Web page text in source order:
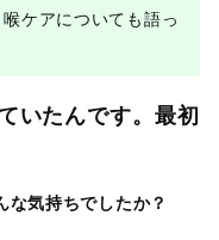
ケアについても語っ
いたんです。最初
な気持ちでしたか？